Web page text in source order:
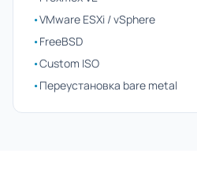
•VMware ESXi / vSphere
•FreeBSD
•Custom ISO
•Переустановка bare metal